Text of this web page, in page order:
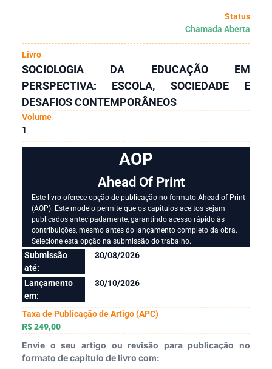
Status
Chamada Aberta
Livro
SOCIOLOGIA DA EDUCAÇÃO EM
PERSPECTIVA: ESCOLA, SOCIEDADE E
DESAFIOS CONTEMPORÂNEOS
Volume
1
AOP
Ahead Of Print
Este livro oferece opção de publicação no formato Ahead of Print
(AOP). Este modelo permite que os capítulos aceitos sejam
publicados antecipadamente, garantindo acesso rápido às
contribuições, mesmo antes do lançamento completo da obra.
Selecione esta opção na submissão do trabalho.
Submissão
até:
30/08/2026
Lançamento
em:
30/10/2026
Taxa de Publicação de Artigo (APC)
R$ 249,00
Envie o seu artigo ou revisão para publicação no
formato de capítulo de livro com: